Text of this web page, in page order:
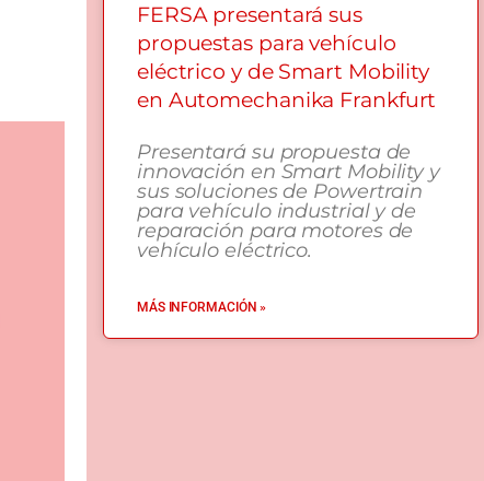
FERSA presentará sus
propuestas para vehículo
eléctrico y de Smart Mobility
en Automechanika Frankfurt
Presentará su propuesta de
innovación en Smart Mobility y
sus soluciones de Powertrain
para vehículo industrial y de
reparación para motores de
vehículo eléctrico.
MÁS INFORMACIÓN »